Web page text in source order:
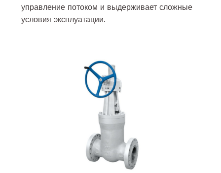
управление потоком и выдерживает сложные
условия эксплуатации.